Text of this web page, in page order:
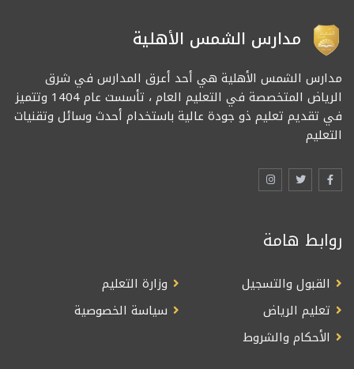
مدارس الشمس الأهلية
مدارس الشمس الأهلية هي أحد أعرق المدارس في شرق
الرياض المتخصصة في التعليم العام ، تأسست عام 1404 وتتميز
في تقديم تعليم ذو جودة عالية باستخدام أحدث وسائل وتقنيات
التعليم
روابط هامة
القبول والتسجيل
وزارة التعليم
تعليم الرياض
سياسة الخصوصية
الأحكام والشروط